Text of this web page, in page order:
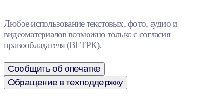
Любое использование текстовых, фото, аудио и
видеоматериалов возможно только с согласия
правообладателя (ВГТРК).
Сообщить об опечатке
Обращение в техподдержку